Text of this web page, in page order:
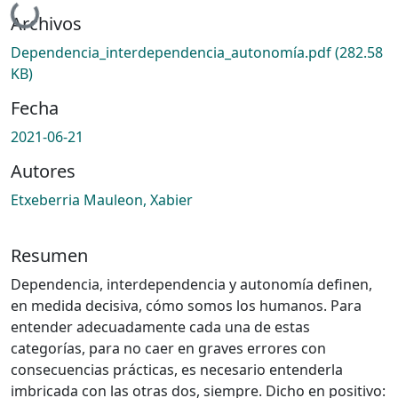
Archivos
Dependencia_interdependencia_autonomía.pdf(282.58
KB)
Fecha
2021-06-21
Autores
Etxeberria Mauleon, Xabier
Resumen
Dependencia, interdependencia y autonomía definen,
en medida decisiva, cómo somos los humanos. Para
entender adecuadamente cada una de estas
categorías, para no caer en graves errores con
consecuencias prácticas, es necesario entenderla
imbricada con las otras dos, siempre. Dicho en positivo: